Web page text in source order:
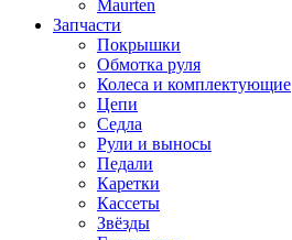
Maurten
Запчасти
Покрышки
Обмотка руля
Колеса и комплектующие
Цепи
Седла
Рули и выносы
Педали
Каретки
Кассеты
Звёзды